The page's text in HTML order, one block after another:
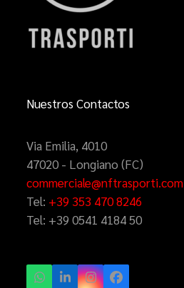
Nuestros Contactos
Via Emilia, 4010
47020 - Longiano (FC)
commerciale@nftrasporti.com
Tel: +39 353 470 8246
Tel: +39 0541 4184 50
Whatsapp
LinkedInInstagramFacebook